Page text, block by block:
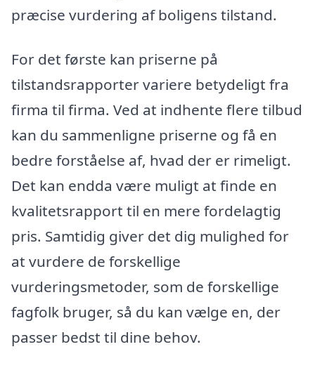
præcise vurdering af boligens tilstand.
For det første kan priserne på
tilstandsrapporter variere betydeligt fra
firma til firma. Ved at indhente flere tilbud
kan du sammenligne priserne og få en
bedre forståelse af, hvad der er rimeligt.
Det kan endda være muligt at finde en
kvalitetsrapport til en mere fordelagtig
pris. Samtidig giver det dig mulighed for
at vurdere de forskellige
vurderingsmetoder, som de forskellige
fagfolk bruger, så du kan vælge en, der
passer bedst til dine behov.